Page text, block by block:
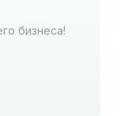
бизнеса!